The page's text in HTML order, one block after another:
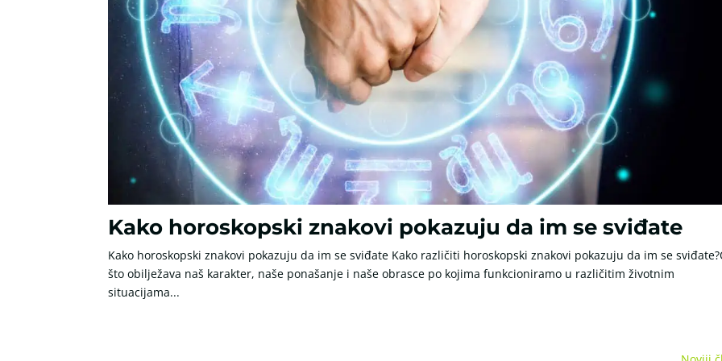
Kako horoskopski znakovi pokazuju da im se sviđate
Kako horoskopski znakovi pokazuju da im se sviđate Kako različiti horoskopski znakovi pokazuju da im se
što obilježava naš karakter, naše ponašanje i naše obrasce po kojima funkcioniramo u različitim životnim
situacijama...